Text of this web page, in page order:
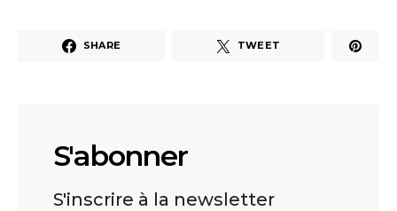
SHARE TWEET
S'abonner
S'inscrire à la newsletter